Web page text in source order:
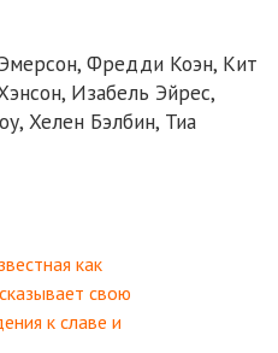
Фредди Коэн, Кит
Изабель Эйрес,
Хелен Бэлбин, Тиа
как
свою
к славе и